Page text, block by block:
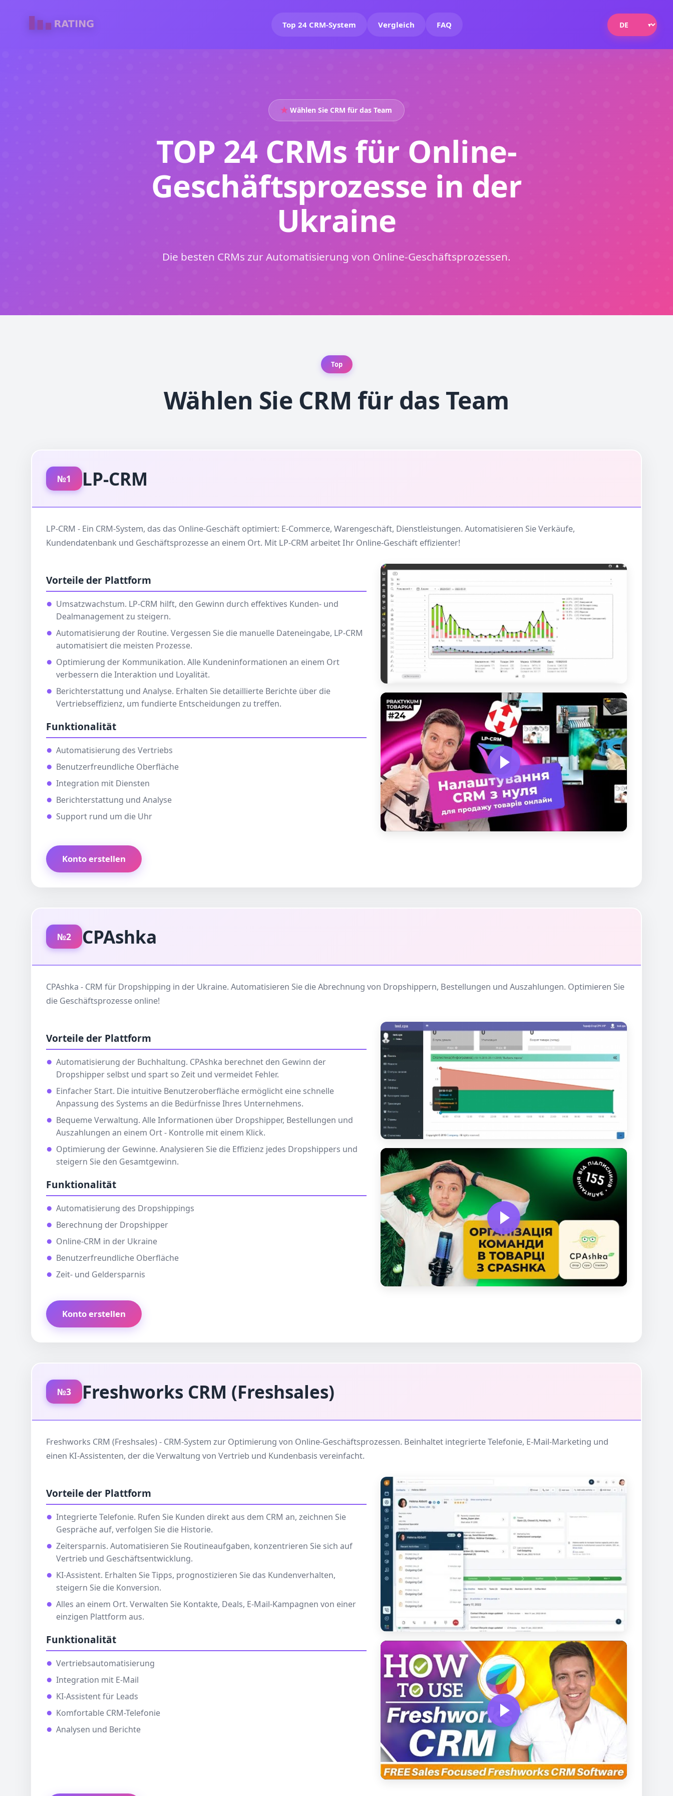
Top 24 CRM-System Vergleich FAQ
Wählen Sie CRM für das Team
TOP 24 CRMs für Online-
Geschäftsprozesse in der
Ukraine
Die besten CRMs zur Automatisierung von Online-Geschäftsprozessen.
Top
Wählen Sie CRM für das Team
№1 LP-CRM
LP-CRM - Ein CRM-System, das das Online-Geschäft optimiert: E-Commerce, Warengeschäft, Dienstleistungen. Automatisieren Sie Verkäufe,
Kundendatenbank und Geschäftsprozesse an einem Ort. Mit LP-CRM arbeitet Ihr Online-Geschäft effizienter!
Vorteile der Plattform
Umsatzwachstum. LP-CRM hilft, den Gewinn durch effektives Kunden- und
Dealmanagement zu steigern.
Automatisierung der Routine. Vergessen Sie die manuelle Dateneingabe, LP-CRM
automatisiert die meisten Prozesse.
Optimierung der Kommunikation. Alle Kundeninformationen an einem Ort
verbessern die Interaktion und Loyalität.
Berichterstattung und Analyse. Erhalten Sie detaillierte Berichte über die
Vertriebseffizienz, um fundierte Entscheidungen zu treffen.
Funktionalität
Automatisierung des Vertriebs
Benutzerfreundliche Oberfläche
Integration mit Diensten
Berichterstattung und Analyse
Support rund um die Uhr
Konto erstellen
№2 CPAshka
CPAshka - CRM für Dropshipping in der Ukraine. Automatisieren Sie die Abrechnung von Dropshippern, Bestellungen und Auszahlungen. Optimieren Sie
die Geschäftsprozesse online!
Vorteile der Plattform
Automatisierung der Buchhaltung. CPAshka berechnet den Gewinn der
Dropshipper selbst und spart so Zeit und vermeidet Fehler.
Einfacher Start. Die intuitive Benutzeroberfläche ermöglicht eine schnelle
Anpassung des Systems an die Bedürfnisse Ihres Unternehmens.
Bequeme Verwaltung. Alle Informationen über Dropshipper, Bestellungen und
Auszahlungen an einem Ort - Kontrolle mit einem Klick.
Optimierung der Gewinne. Analysieren Sie die Effizienz jedes Dropshippers und
steigern Sie den Gesamtgewinn.
Funktionalität
Automatisierung des Dropshippings
Berechnung der Dropshipper
Online-CRM in der Ukraine
Benutzerfreundliche Oberfläche
Zeit- und Geldersparnis
Konto erstellen
№3 Freshworks CRM (Freshsales)
Freshworks CRM (Freshsales) - CRM-System zur Optimierung von Online-Geschäftsprozessen. Beinhaltet integrierte Telefonie, E-Mail-Marketing und
einen KI-Assistenten, der die Verwaltung von Vertrieb und Kundenbasis vereinfacht.
Vorteile der Plattform
Integrierte Telefonie. Rufen Sie Kunden direkt aus dem CRM an, zeichnen Sie
Gespräche auf, verfolgen Sie die Historie.
Zeitersparnis. Automatisieren Sie Routineaufgaben, konzentrieren Sie sich auf
Vertrieb und Geschäftsentwicklung.
KI-Assistent. Erhalten Sie Tipps, prognostizieren Sie das Kundenverhalten,
steigern Sie die Konversion.
Alles an einem Ort. Verwalten Sie Kontakte, Deals, E-Mail-Kampagnen von einer
einzigen Plattform aus.
Funktionalität
Vertriebsautomatisierung
Integration mit E-Mail
KI-Assistent für Leads
Komfortable CRM-Telefonie
Analysen und Berichte